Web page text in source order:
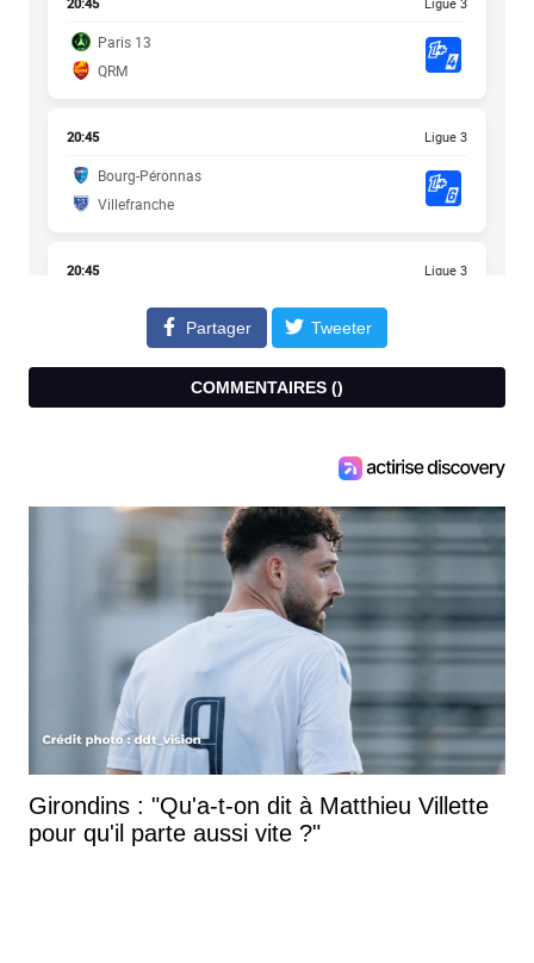
Partager Tweeter
COMMENTAIRES ()
Girondins : "Qu'a-t-on dit à Matthieu Villette
pour qu'il parte aussi vite ?"